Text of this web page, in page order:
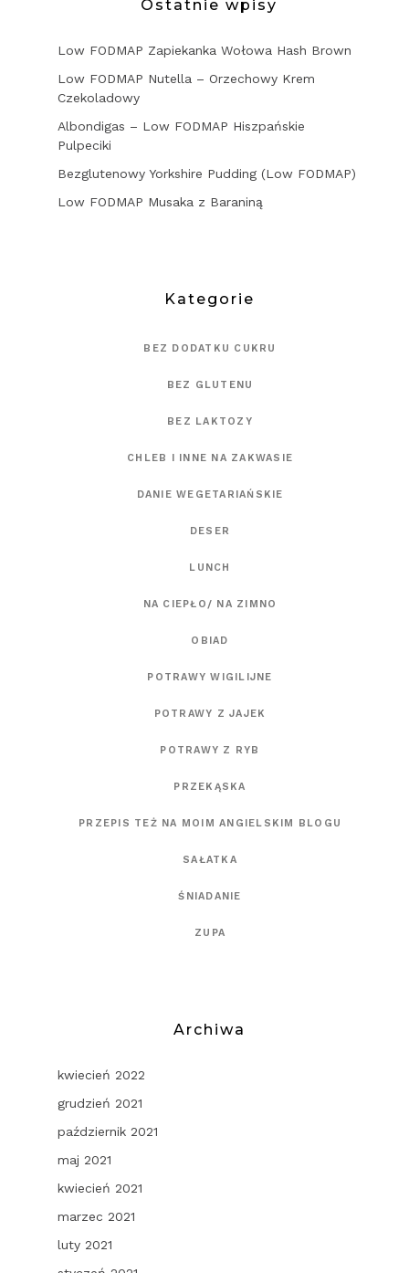
Ostatnie wpisy
Low FODMAP Zapiekanka Wołowa Hash Brown
Low FODMAP Nutella – Orzechowy Krem
Czekoladowy
Albondigas – Low FODMAP Hiszpańskie
Pulpeciki
Bezglutenowy Yorkshire Pudding (Low FODMAP)
Low FODMAP Musaka z Baraniną
Kategorie
BEZ DODATKU CUKRU
BEZ GLUTENU
BEZ LAKTOZY
CHLEB I INNE NA ZAKWASIE
DANIE WEGETARIAŃSKIE
DESER
LUNCH
NA CIEPŁO/ NA ZIMNO
OBIAD
POTRAWY WIGILIJNE
POTRAWY Z JAJEK
POTRAWY Z RYB
PRZEKĄSKA
PRZEPIS TEŻ NA MOIM ANGIELSKIM BLOGU
SAŁATKA
ŚNIADANIE
ZUPA
Archiwa
kwiecień 2022
grudzień 2021
październik 2021
maj 2021
kwiecień 2021
marzec 2021
luty 2021